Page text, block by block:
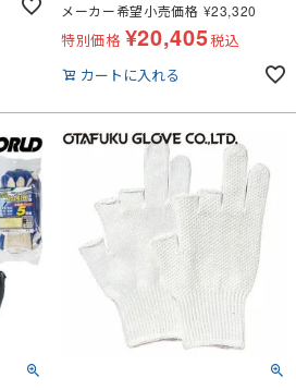
メーカー希望小売価格 ¥23,320
特別価格 ¥20,405税込
カートに入れる